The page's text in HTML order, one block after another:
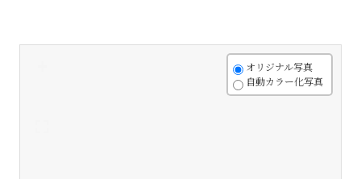
オリジナル写真
自動カラー化写真